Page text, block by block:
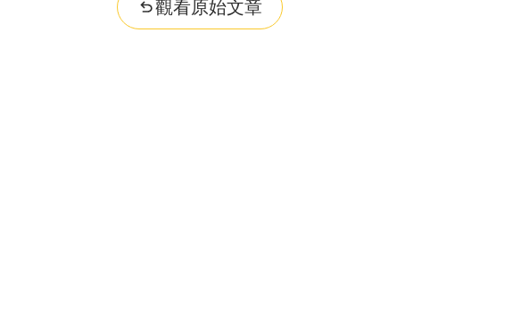
觀看原始文章